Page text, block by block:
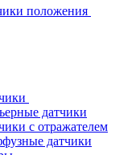
положения
датчики
с отражателем
датчики